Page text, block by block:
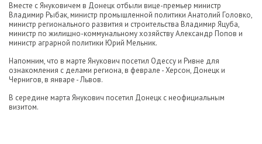
Вместе с Януковичем в Донецк отбыли вице-премьер министр
Владимир Рыбак, министр промышленной политики Анатолий Головко,
министр регионального развития и строительства Владимир Яцуба,
министр по жилищно-коммунальному хозяйству Александр Попов и
министр аграрной политики Юрий Мельник.
Напомним, что в марте Янукович посетил Одессу и Ривне для
ознакомления с делами региона, в феврале - Херсон, Донецк и
Чернигов, в январе - Львов.
В середине марта Янукович посетил Донецк с неофициальным
визитом.